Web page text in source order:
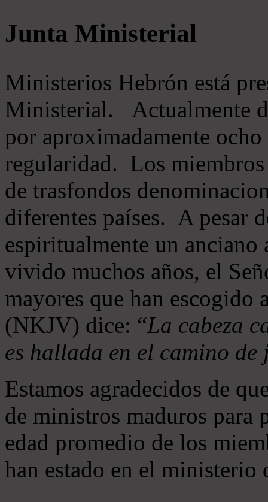
Junta Ministerial
Ministerios Hebrón está
Ministerial. Actualmente
por aproximadamente
regularidad. Los
de trasfondos
diferentes países. A pesar
espiritualmente un
vivido muchos años, el
mayores que han
(NKJV) dice: “La cabeza
es hallada en el camino de
Estamos agradecidos de
de ministros maduros
edad promedio de los
han estado en el ministerio